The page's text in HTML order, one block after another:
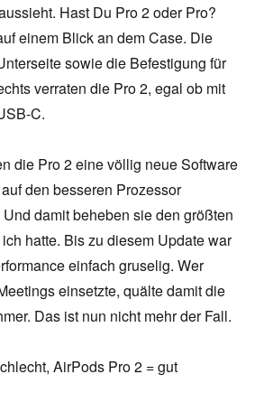
Hast Du Pro 2 oder Pro?
einem Blick an dem Case. Die
sowie die Befestigung für
verraten die Pro 2, egal ob mit
C.
die Pro 2 eine völlig neue Software
den besseren Prozessor
damit beheben sie den größten
hatte. Bis zu diesem Update war
einfach gruselig. Wer
einsetzte, quälte damit die
Das ist nun nicht mehr der Fall.
AirPods Pro 2 = gut